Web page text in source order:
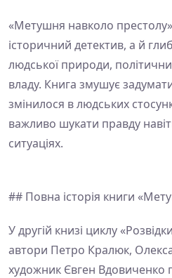
«Метушня навколо
історичний детектив, а й
людської природи,
владу. Книга змушує
змінилося в людських
важливо шукати правду
ситуаціях.
## Повна історія книги
У другій книзі циклу
автори Петро Кралюк,
художник Євген Вдовиченко